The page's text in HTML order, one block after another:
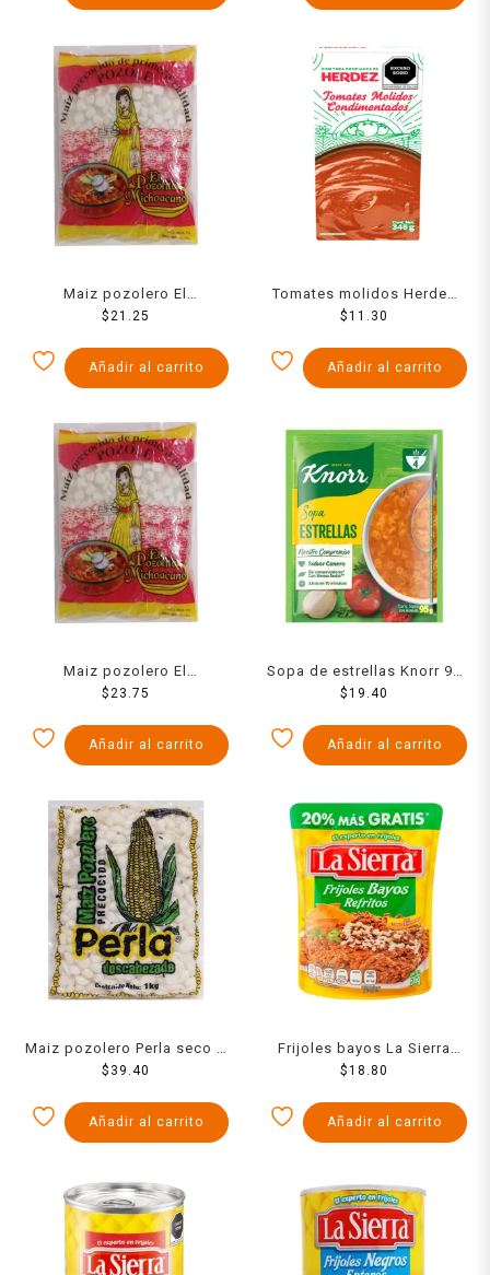
Maiz pozolero El
Michoacano 1 kg
$ 21.25
Añadir al carrito
Tomates molidos Herdez
condimentados 345 g
$11.30
Añadir al carrito
Maiz pozolero El
Michoacano seco 1 kg
$23.75
Añadir al carrito
Sopa de estrellas Knorr 95
g
$19.40
Añadir al carrito
Maiz pozolero Perla seco 1
kg
$ 39.40
Añadir al carrito
Frijoles bayos La Sierra
refritos en bolsa 516 g
$18.80
Añadir al carrito